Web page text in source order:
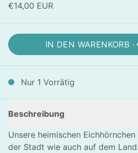
€14,00 EUR
IN DEN WARENKORB ·
Nur 1 Vorrätig
Beschreibung
Unsere heimischen
der Stadt wie auch auf dem